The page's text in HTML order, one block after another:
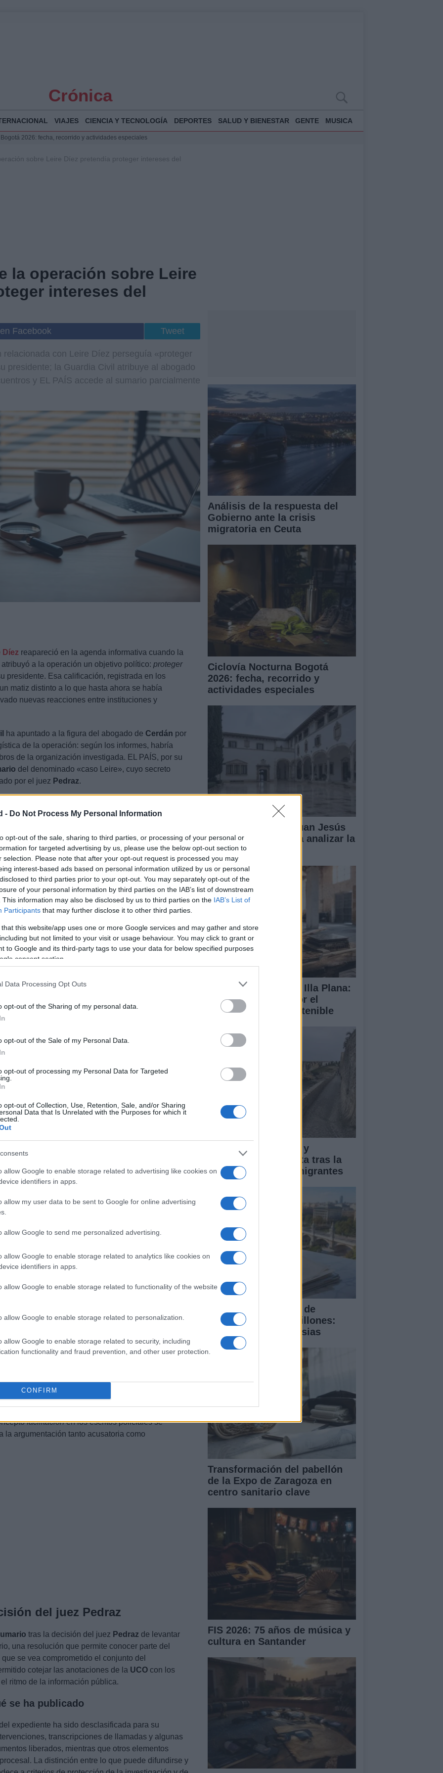
- Do Not Process My Personal Information
opt-out of the sale, sharing to third parties, or processing of your personal or
for targeted advertising by us, please use the below opt-out section to
selection. Please note that after your opt-out request is processed you may
interest-based ads based on personal information utilized by us or personal
to third parties prior to your opt-out. You may separately opt-out of the
of your personal information by third parties on the IAB’s list of downstream
This information may also be disclosed by us to third parties on the IAB’s List of
Participants that may further disclose it to other third parties.
that this website/app uses one or more Google services and may gather and store
but not limited to your visit or usage behaviour. You may click to grant or
to Google and its third-party tags to use your data for below specified purposes
consent section.
Data Processing Opt Outs
opt-out of the Sharing of my personal data.
opt-out of the Sale of my Personal Data.
opt-out of processing my Personal Data for Targeted
opt-out of Collection, Use, Retention, Sale, and/or Sharing
Data that Is Unrelated with the Purposes for which it
allow Google to enable storage related to advertising like cookies on
identifiers in apps.
allow my user data to be sent to Google for online advertising
allow Google to send me personalized advertising.
allow Google to enable storage related to analytics like cookies on
identifiers in apps.
allow Google to enable storage related to functionality of the website
allow Google to enable storage related to personalization.
allow Google to enable storage related to security, including
functionality and fraud prevention, and other user protection.
CONFIRM
Crónica
VIAJES CIENCIA Y TECNOLOGÍA DEPORTES SALUD Y BIENESTAR GENTE MUSICA
2026: fecha, recorrido y actividades especiales
Illa Plana: Menorca apuesta por el deporte náutico sostenible
sobre Leire Díez pretendía proteger intereses del
la operación sobre Leire
intereses del
Facebook Tweet
con Leire Díez perseguía «proteger
presidente; la Guardia Civil atribuye al abogado
y EL PAÍS accede al sumario parcialmente
Díez reapareció en la agenda informativa cuando la
atribuyó a la operación un objetivo político: proteger
presidente. Esa calificación, registrada en los
matiz distinto a lo que hasta ahora se había
nuevas reacciones entre instituciones y
ha apuntado a la figura del abogado de Cerdán por
de la operación: según los informes, habría
de la organización investigada. EL PAÍS, por su
del denominado «caso Leire», cuyo secreto
por el juez Pedraz.
del caso
muestran que la UCO entiende la intervención
criminal estándar: la mención expresa a la
elemento de naturaleza política. En los escritos
y se relacionan acciones concretas con
que incrementa la sensibilidad pública y jurídica
UCO es relevante porque condiciona la
investigadora. Mientras algunos considerarán que
técnica del trabajo policial, otros perciben una
la credibilidad institucional. El término
a referencias a correos, reuniones y seguimientos
a Cerdán
del citado Cerdán habría desempeñado un rol de
al facilitar encuentros que los investigadores
la red de contactos. Esa acusación, incluida en
en una posición central dentro del relato
la naturaleza exacta de sus comunicaciones y
y la investigación
la función de organizador puede suponer un
deberá valorar si los contactos fueron meras
elementos de colaboración con una operación
facilitaciónen los escritos policiales se
la argumentación tanto acusatoria como
del juez Pedraz
tras la decisión del juez Pedraz de levantar
una resolución que permite conocer parte del
se vea comprometido el conjunto del
cotejar las anotaciones de la UCO con los
ritmo de la información pública.
se ha publicado
expediente ha sido desclasificada para su
transcripciones de llamadas y algunas
liberados, mientras que otros elementos
La distinción entre lo que puede difundirse y
Análisis de la respuesta del
Gobierno ante la crisis
migratoria en Ceuta
Ciclovía Nocturna Bogotá
2026: fecha, recorrido y
actividades especiales
Felipe VI recibe a Juan Jesús
Vivas en Palma para analizar la
situación en Ceuta
Rehabilitación de la Illa Plana:
Menorca apuesta por el
deporte náutico sostenible
Impacto económico y
humanitario en Ceuta tras la
llegada masiva de migrantes
La compra del ático de
Chamberí por 6,3 millones:
detalles y controversias
Transformación del pabellón
de la Expo de Zaragoza en
centro sanitario clave
FIS 2026: 75 años de música y
cultura en Santander